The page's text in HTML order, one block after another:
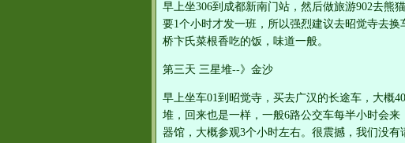
早上坐306到成都新南门站，然后做旅游902去熊
要1个小时才发一班，所以强烈建议去昭觉寺去
桥卞氏菜根香吃的饭，味道一般。
第三天 三星堆--》金沙
早上坐车01到昭觉寺，买去广汉的长途车，大概
堆，回来也是一样，一般6路公交车每半小时会
器馆，大概参观3个小时左右。很震撼，我们没